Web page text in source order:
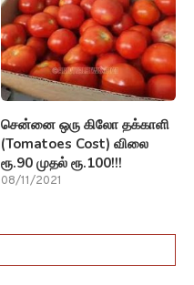
சென்னை ஒரு கிலோ தக்காளி
(Tomatoes Cost) விலை
ரூ.90 முதல் ரூ.100!!!
08/11/2021